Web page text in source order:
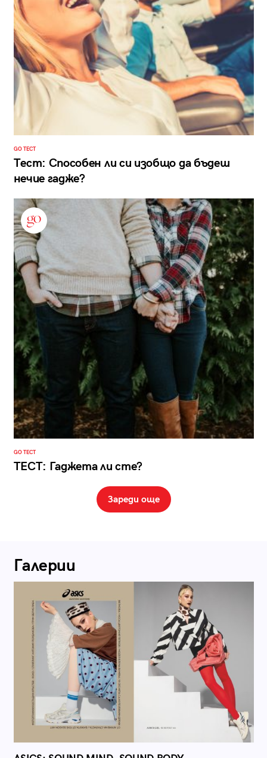
GO ТЕСТ
Тест: Способен ли си изобщо да бъдеш
нечие гадже?
GO ТЕСТ
ТЕСТ: Гаджета ли сте?
Зареди още
Галерии